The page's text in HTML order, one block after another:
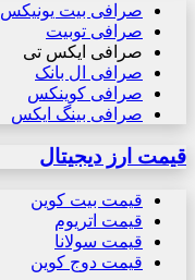
صرافی بیت یونیکس
صرافی توبیت
صرافی ایکس تی
صرافی ال بانک
صرافی کوینکس
صرافی بینگ ایکس
قیمت ارز دیجیتال
قیمت بیت کوین
قیمت اتریوم
قیمت سولانا
قیمت دوج کوین